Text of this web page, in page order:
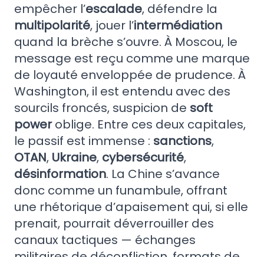
empêcher l’escalade, défendre la
multipolarité, jouer l’intermédiation
quand la brèche s’ouvre. À Moscou, le
message est reçu comme une marque
de loyauté enveloppée de prudence. À
Washington, il est entendu avec des
sourcils froncés, suspicion de soft
poweroblige. Entre ces deux capitales,
le passif est immense : sanctions,
OTAN, Ukraine, cybersécurité,
désinformation. La Chine s’avance
donc comme un funambule, offrant
une rhétorique d’apaisement qui, si elle
prenait, pourrait déverrouiller des
canaux tactiques — échanges